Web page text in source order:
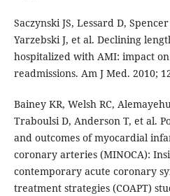
Saczynski JS, Lessard D,
Yarzebski J, et al. Declining
hospitalized with AMI: impact
readmissions. Am J Med. 2010;
Bainey KR, Welsh RC,
Traboulsi D, Anderson T, et al.
and outcomes of myocardial
coronary arteries (MINOCA):
contemporary acute coronary
treatment strategies (COAPT)